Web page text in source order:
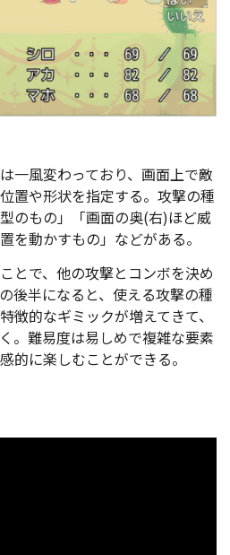
一風変わっており、画面上で敵
置や形状を指定する。攻撃の種
のもの」「画面の奥(右)ほど威
を動かすもの」などがある。
とで、他の攻撃とコンボを決め
後半になると、使える攻撃の種
徴的なギミックが増えてきて、
。難易度は易しめで複雑な要素
的に楽しむことができる。